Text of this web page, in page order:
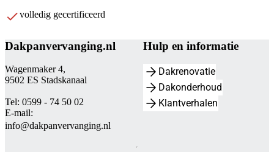
volledig gecertificeerd
Dakpanvervanging.nl
Wagenmaker 4,
9502 ES Stadskanaal
Tel: 0599 - 74 50 02
E-mail:
info@dakpanvervanging.nl
Hulp en informatie
Dakrenovatie
Dakonderhoud
Klantverhalen